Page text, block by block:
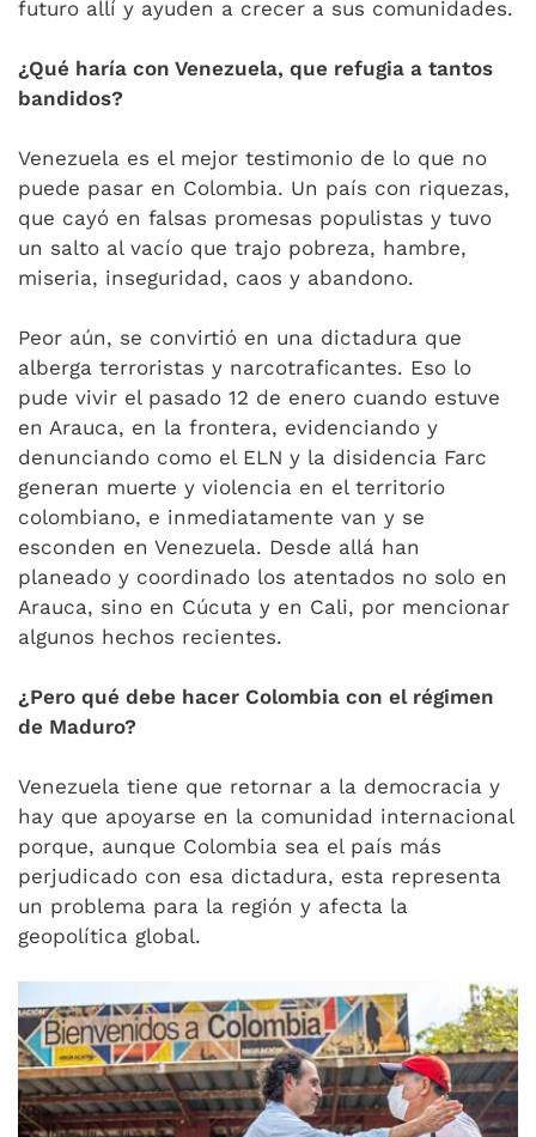
futuro allí y ayuden a crecer a sus comunidades.
¿Qué haría con Venezuela, que refugia a tantos
bandidos?
Venezuela es el mejor testimonio de lo que no
puede pasar en Colombia. Un país con riquezas,
que cayó en falsas promesas populistas y tuvo
un salto al vacío que trajo pobreza, hambre,
miseria, inseguridad, caos y abandono.
Peor aún, se convirtió en una dictadura que
alberga terroristas y narcotraficantes. Eso lo
pude vivir el pasado 12 de enero cuando estuve
en Arauca, en la frontera, evidenciando y
denunciando como el ELN y la disidencia Farc
generan muerte y violencia en el territorio
colombiano, e inmediatamente van y se
esconden en Venezuela. Desde allá han
planeado y coordinado los atentados no solo en
Arauca, sino en Cúcuta y en Cali, por mencionar
algunos hechos recientes.
¿Pero qué debe hacer Colombia con el régimen
de Maduro?
Venezuela tiene que retornar a la democracia y
hay que apoyarse en la comunidad internacional
porque, aunque Colombia sea el país más
perjudicado con esa dictadura, esta representa
un problema para la región y afecta la
geopolítica global.